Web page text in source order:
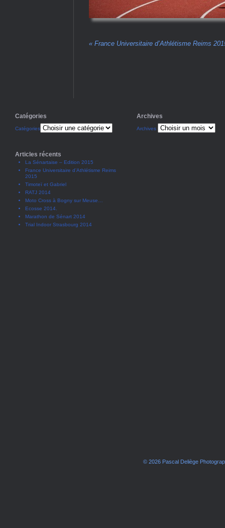
« France Universitaire d’Athlétisme Reims
Catégories
Catégories
Articles récents
La Sénartaise – Edition 2015
France Universitaire d’Athlétisme Reims
2015
Timoteï et Gabriel
RATJ 2014
Moto Cross à Bogny sur Meuse…
Ecosse 2014.
Marathon de Sénart 2014
Trial Indoor Strasbourg 2014
Archives
Archives
© 2026 Pascal Deliège